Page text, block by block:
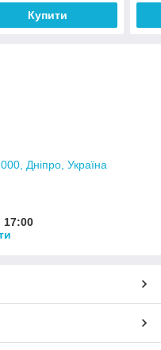
Купити
Дніпро, Україна
17:00